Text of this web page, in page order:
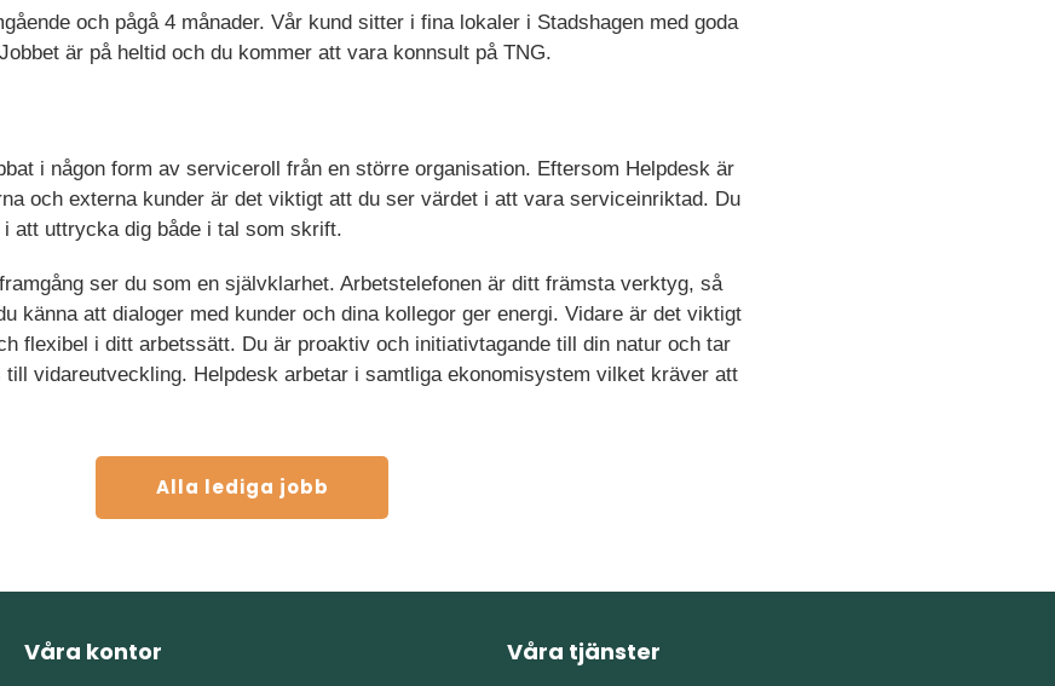
och pågå 4 månader. Vår kund sitter i fina lokaler i Stadshagen med goda
är på heltid och du kommer att vara konnsult på TNG.
i någon form av serviceroll från en större organisation. Eftersom Helpdesk är
och externa kunder är det viktigt att du ser värdet i att vara serviceinriktad. Du
att uttrycka dig både i tal som skrift.
ser du som en självklarhet. Arbetstelefonen är ditt främsta verktyg, så
känna att dialoger med kunder och dina kollegor ger energi. Vidare är det viktigt
flexibel i ditt arbetssätt. Du är proaktiv och initiativtagande till din natur och tar
till vidareutveckling. Helpdesk arbetar i samtliga ekonomisystem vilket kräver att
Alla lediga jobb
Våra kontor Våra tjänster